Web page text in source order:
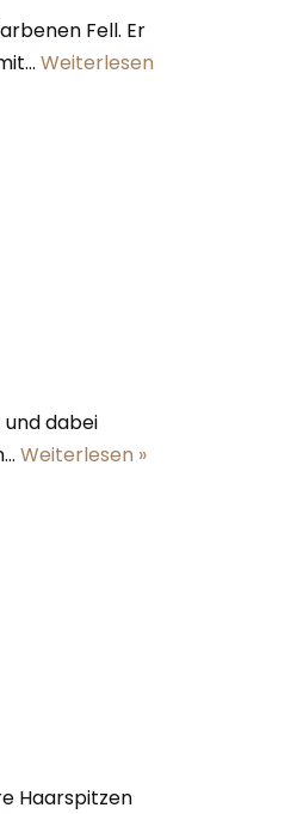
Fell. Er
Weiterlesen
dabei
Weiterlesen »
Haarspitzen